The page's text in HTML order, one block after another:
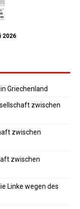
2026
Griechenland
zwischen
zwischen
zwischen
Linke wegen des